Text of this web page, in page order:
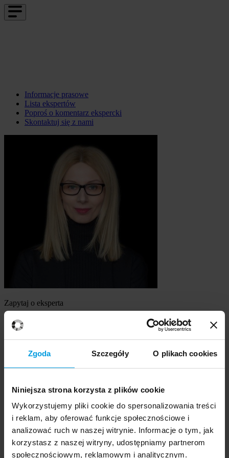
Zgoda Szczegóły O plikach cookies
Niniejsza strona korzysta z plików cookie
Wykorzystujemy pliki cookie do spersonalizowania treści
i reklam, aby oferować funkcje społecznościowe i
analizować ruch w naszej witrynie. Informacje o tym, jak
korzystasz z naszej witryny, udostępniamy partnerom
społecznościowym, reklamowym i analitycznym.
Informacje prasowe
Lista ekspertów
Poproś o komentarz ekspercki
Skontaktuj się z nami
Zapytaj o eksperta
dr hab., prof. Uniwersytetu SWPS Katarzyna Bąkowicz
Szukasz eksperta
Wybierz temat
Ekspert
Wybierz formę kontaktu
udzielenie wywiadu
komentarz do artykułu
udział w audycji radiowej na żywo
udział w nagraniu audycji radiowej
udział w audycji telewizyjnej na żywo